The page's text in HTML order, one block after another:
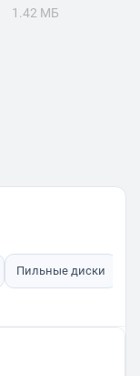
1.42 МБ
Пильные диски